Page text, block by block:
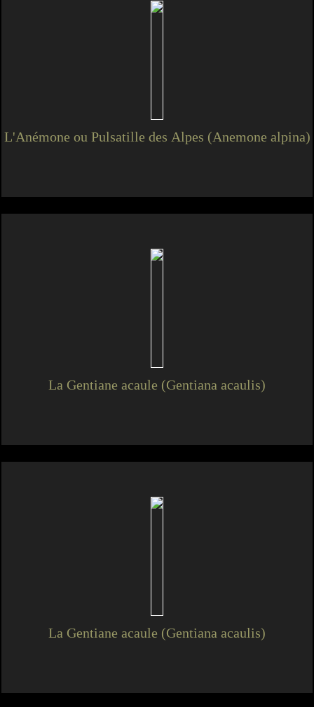
L'Anémone ou Pulsatille des Alpes (Anemone alpina)
La Gentiane acaule (Gentiana acaulis)
La Gentiane acaule (Gentiana acaulis)